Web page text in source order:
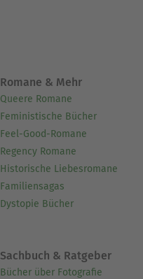
Romane & Mehr
Queere Romane
Feministische Bücher
Feel-Good-Romane
Regency Romane
Historische Liebesromane
Familiensagas
Dystopie Bücher
Sachbuch & Ratgeber
Bücher über Fotografie